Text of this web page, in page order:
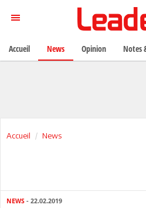
Accueil News
NEWS - 22.02.2019
Accueil News Opinion Notes